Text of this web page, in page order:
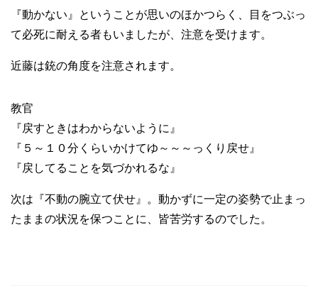
『動かない』ということが思いのほかつらく、目をつぶっ
て必死に耐える者もいましたが、注意を受けます。
近藤は銃の角度を注意されます。
教官
『戻すときはわからないように』
『５～１０分くらいかけてゆ～～～っくり戻せ』
『戻してることを気づかれるな』
次は『不動の腕立て伏せ』。動かずに一定の姿勢で止まっ
たままの状況を保つことに、皆苦労するのでした。